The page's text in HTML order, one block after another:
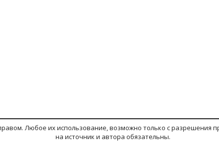
Любое их использование, возможно только с разрешения
на источник и автора обязательны.